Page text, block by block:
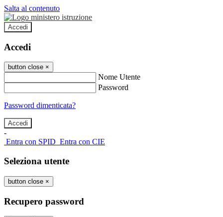
Salta al contenuto
Accedi
Accedi
button close ×
Nome Utente
Password
Password dimenticata?
-
Entra con SPID Entra con CIE
Seleziona utente
button close ×
Recupero password